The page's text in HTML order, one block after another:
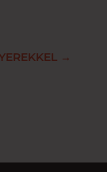
→